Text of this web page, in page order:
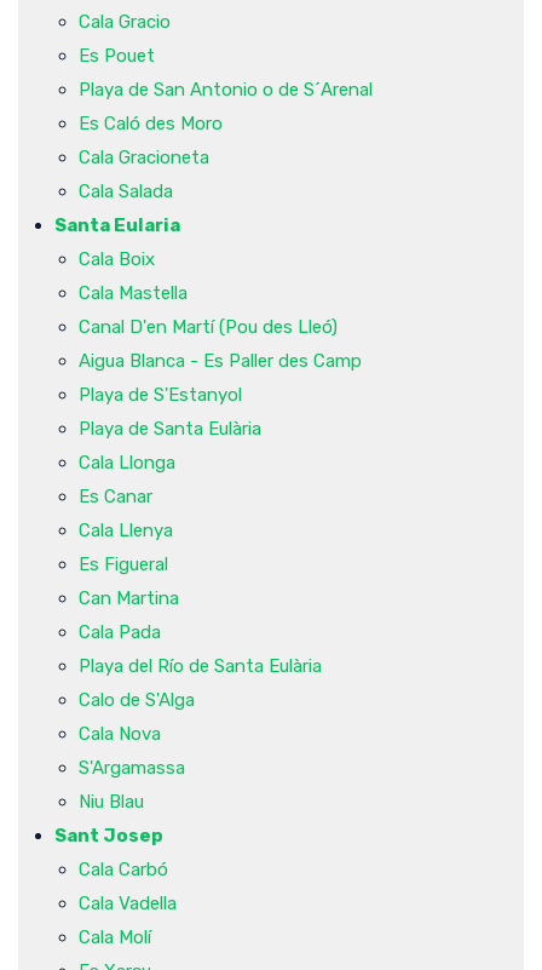
Cala Gracio
Es Pouet
Playa de San Antonio o de S´Arenal
Es Caló des Moro
Cala Gracioneta
Cala Salada
Santa Eularia
Cala Boix
Cala Mastella
Canal D'en Martí (Pou des Lleó)
Aigua Blanca - Es Paller des Camp
Playa de S'Estanyol
Playa de Santa Eulària
Cala Llonga
Es Canar
Cala Llenya
Es Figueral
Can Martina
Cala Pada
Playa del Río de Santa Eulària
Calo de S'Alga
Cala Nova
S'Argamassa
Niu Blau
Sant Josep
Cala Carbó
Cala Vadella
Cala Molí